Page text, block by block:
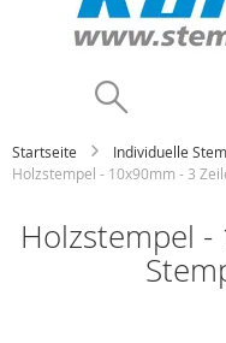
Startseite Individuelle
Holzstempel - 10x90mm - 3
Holzstempel